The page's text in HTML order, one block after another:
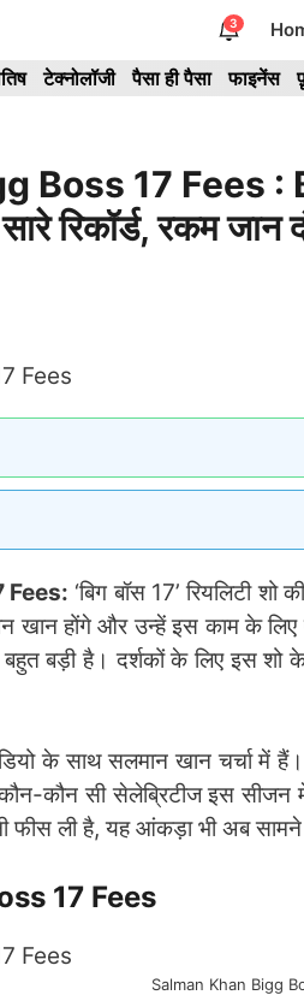
3
टेक्नोलॉजी पैसा ही पैसा फाइनेंस
Boss 17 Fees :
रिकॉर्ड, रकम जान
Fees: ‘बिग बॉस 17’ रियलिटी
खान होंगे और उन्हें इस काम के लिए
बड़ी है। दर्शकों के लिए इस
के साथ सलमान खान चर्चा में
कौन सी सेलेब्रिटीज इस सीजन
फीस ली है, यह आंकड़ा भी अब
17 Fees
Salman Khan Bigg